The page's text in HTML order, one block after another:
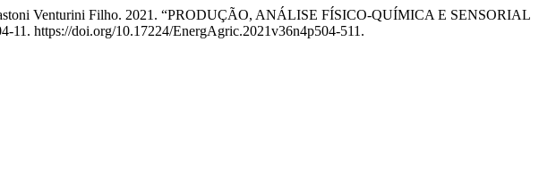
Venturini Filho. 2021. “PRODUÇÃO, ANÁLISE FÍSICO-QUÍMICA E SENSORIAL
11. https://doi.org/10.17224/EnergAgric.2021v36n4p504-511.